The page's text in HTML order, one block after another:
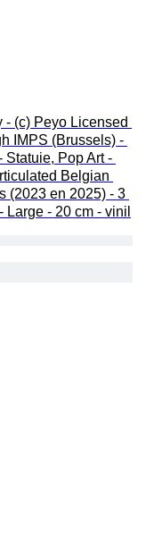
- (c) Peyo Licensed
IMPS (Brussels) -
Statuie, Pop Art -
Belgian
(2023 en 2025) - 3
Large - 20 cm - vinil